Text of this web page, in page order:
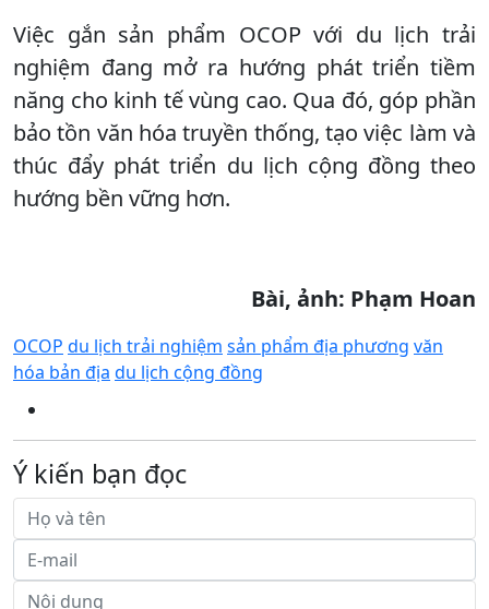
Việc gắn sản phẩm OCOP với du lịch trải
nghiệm đang mở ra hướng phát triển tiềm
năng cho kinh tế vùng cao. Qua đó, góp phần
bảo tồn văn hóa truyền thống, tạo việc làm và
thúc đẩy phát triển du lịch cộng đồng theo
hướng bền vững hơn.
Bài, ảnh: Phạm Hoan
OCOP du lịch trải nghiệm sản phẩm địa phương văn
hóa bản địa du lịch cộng đồng
Ý kiến bạn đọc